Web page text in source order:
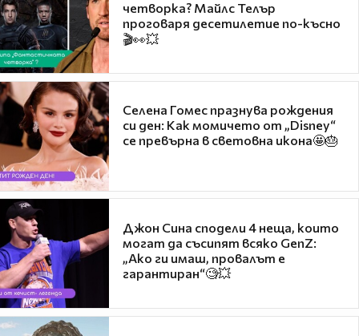
четворка? Майлс Телър
проговаря десетилетие по-късно
🎬👀💥
Селена Гомес празнува рождения
си ден: Как момичето от „Disney“
се превърна в световна икона🤩🎂
Джон Сина сподели 4 неща, които
могат да съсипят всяко GenZ:
„Ако ги имаш, провалът е
гарантиран“🧐💥